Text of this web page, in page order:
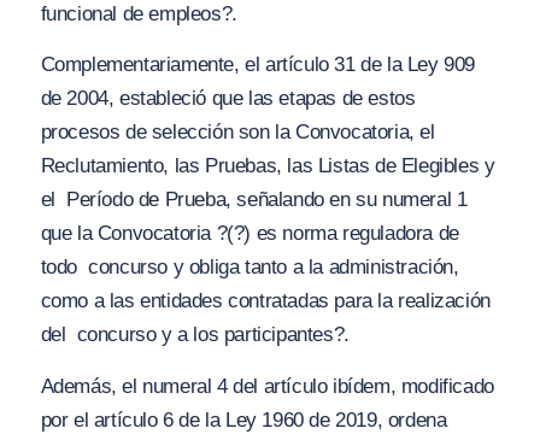
funcional de empleos?.
Complementariamente, el artículo 31 de la Ley 909
de 2004, estableció que las etapas de estos
procesos de selección son laConvocatoria, el
Reclutamiento, las Pruebas, las Listas de Elegibles y
el Período de Prueba, señalando en su numeral 1
que la Convocatoria ?(?) es norma reguladora de
todo concurso y obliga tanto a la administración,
como a las entidades contratadas para la realización
del concurso y a los participantes?.
Además, el numeral 4 del artículo ibídem, modificado
por el artículo 6 de la Ley 1960 de 2019, ordena